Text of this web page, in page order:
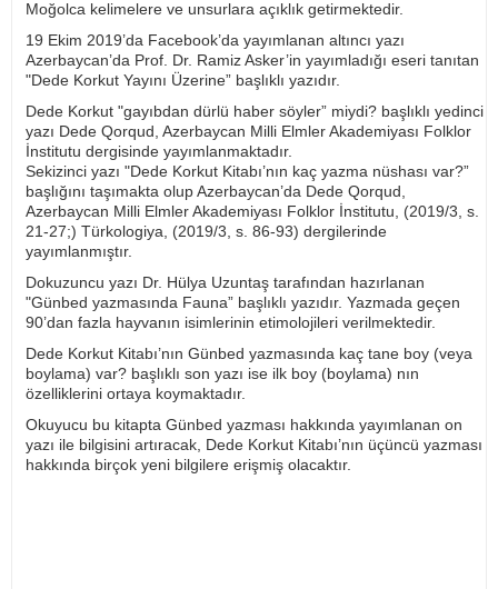
Moğolca kelimelere ve unsurlara açıklık getirmektedir.
19 Ekim 2019’da Facebook’da yayımlanan altıncı yazı
Azerbaycan’da Prof. Dr. Ramiz Asker’in yayımladığı eseri tanıtan
"Dede Korkut Yayını Üzerine” başlıklı yazıdır.
Dede Korkut "gayıbdan dürlü haber söyler” miydi? başlıklı yedinci
yazı Dede Qorqud, Azerbaycan Milli Elmler Akademiyası Folklor
İnstitutu dergisinde yayımlanmaktadır.
Sekizinci yazı "Dede Korkut Kitabı’nın kaç yazma nüshası var?”
başlığını taşımakta olup Azerbaycan’da Dede Qorqud,
Azerbaycan Milli Elmler Akademiyası Folklor İnstitutu, (2019/3, s.
21-27;) Türkologiya, (2019/3, s. 86-93) dergilerinde
yayımlanmıştır.
Dokuzuncu yazı Dr. Hülya Uzuntaş tarafından hazırlanan
"Günbed yazmasında Fauna” başlıklı yazıdır. Yazmada geçen
90’dan fazla hayvanın isimlerinin etimolojileri verilmektedir.
Dede Korkut Kitabı’nın Günbed yazmasında kaç tane boy (veya
boylama) var? başlıklı son yazı ise ilk boy (boylama) nın
özelliklerini ortaya koymaktadır.
Okuyucu bu kitapta Günbed yazması hakkında yayımlanan on
yazı ile bilgisini artıracak, Dede Korkut Kitabı’nın üçüncü yazması
hakkında birçok yeni bilgilere erişmiş olacaktır.